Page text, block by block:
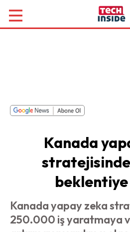
Kanada
Kanada yapay zeka
250.000 iş yaratmaya